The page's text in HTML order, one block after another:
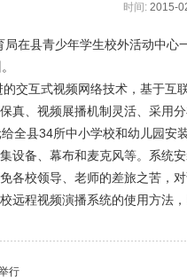
时间: 2015-
县青少年学生校外活动中心
互式视频网络技术，基于互
真、视频展播机制灵活、采用
县34所中小学校和幼儿园安
设备、幕布和麦克风等。系统
各校领导、老师的差旅之苦，
远程视频演播系统的使用方法
行